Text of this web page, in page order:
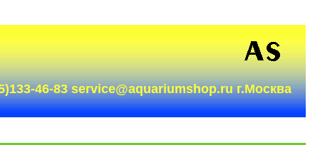
46-83 service@aquariumshop.ru г.Москва